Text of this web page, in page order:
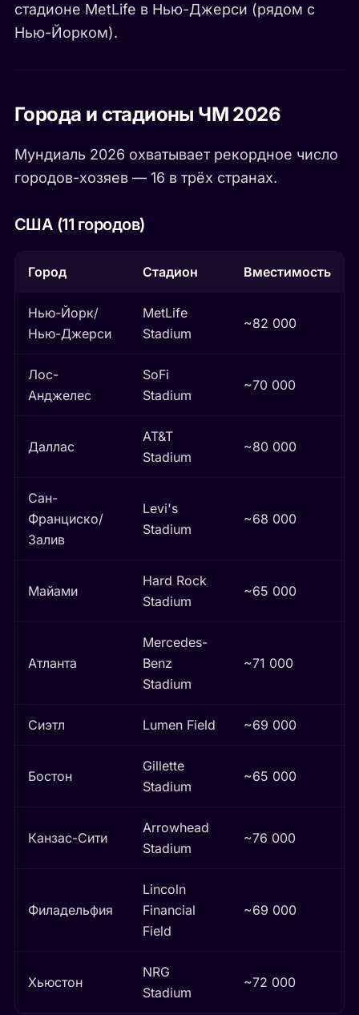
стадионе MetLife в Нью-Джерси (рядом с
Нью-Йорком).
Города и стадионы ЧМ 2026
Мундиаль 2026 охватывает рекордное число
городов-хозяев — 16 в трёх странах.
США (11 городов)
Город Стадион Вместимость
Нью-Йорк/
Нью-Джерси
MetLife
Stadium
~82 000
Лос-
Анджелес
SoFi
Stadium
~70 000
Даллас
AT&T
Stadium
~80 000
Сан-
Франциско/
Залив
Levi's
Stadium
~68 000
Майами
Hard Rock
Stadium
~65 000
Атланта
Mercedes-
Benz
Stadium
~71 000
Сиэтл Lumen Field ~69 000
Бостон
Gillette
Stadium
~65 000
Канзас-Сити
Arrowhead
Stadium
~76 000
Филадельфия
Lincoln
Financial
Field
~69 000
Хьюстон
NRG
Stadium
~72 000